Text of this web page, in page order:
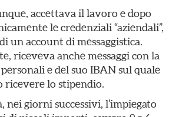
accettava il lavoro e dopo
le credenziali “aziendali”,
un account di messaggistica.
riceveva anche messaggi con la
e del suo IBAN sul quale
ricevere lo stipendio.
nei giorni successivi, l’impiegato